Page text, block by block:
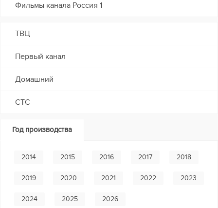
Фильмы канала Россия 1
ТВЦ
Первый канал
Домашний
СТС
Год производства
2014 2015 2016 2017 2018
2019 2020 2021 2022 2023
2024 2025 2026